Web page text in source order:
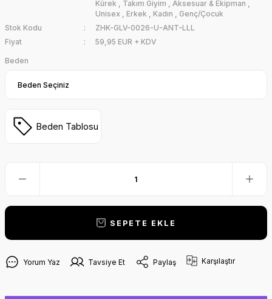
Kürek , Takım Giyim , Aksesuar & Ekipman ,
Unisex , Erkek , Kadın , Genç/Çocuk
Stok Kodu
ZHK-GLV-0026-U-ANT-LLL
Fiyat
59,95 EUR + KDV
Beden
Beden Tablosu
SEPETE EKLE
Yorum Yaz Tavsiye Et Paylaş Karşılaştır